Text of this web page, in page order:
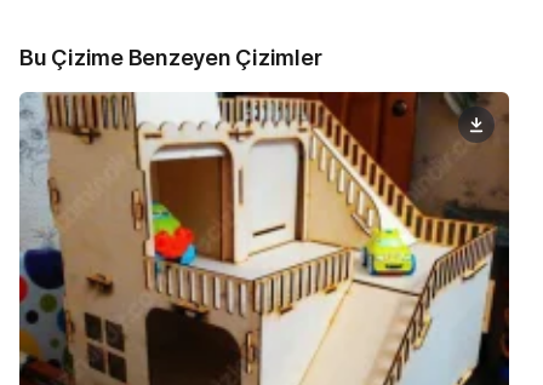
Bu Çizime Benzeyen Çizimler